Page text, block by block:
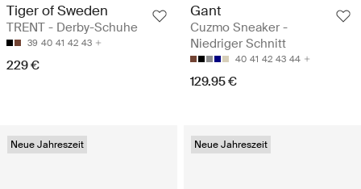
Tiger of Sweden
TRENT - Derby-Schuhe
39 40 41 42 43
229 €
Gant
Cuzmo Sneaker -
Niedriger Schnitt
40 41 42 43 44
129.95 €
Neue Jahreszeit Neue Jahreszeit